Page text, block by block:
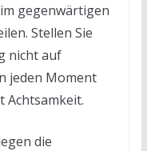
gegenwärtigen
Stellen Sie
nicht auf
jeden Moment
Achtsamkeit.
die